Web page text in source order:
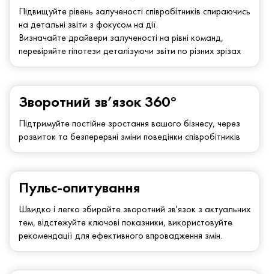
Підвищуйте рівень залученості співробітників спираючись
на детальні звіти з фокусом на дії.
Визначайте драйвери залученості на рівні команд,
перевіряйте гіпотези деталізуючи звіти по різних зрізах
Зворотний зв’язок 360°
Підтримуйте постійне зростання вашого бізнесу, через
розвиток та безперервні зміни поведінки співробітників
Пульс-опитування
Швидко і легко збирайте зворотний зв'язок з актуальних
тем, відстежуйте ключові показники, використовуйте
рекомендації для ефективного впровадження змін.